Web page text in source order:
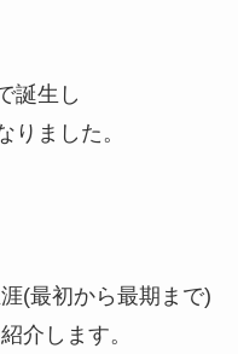
誕生し
りました。
(最初から最期まで)
介します。